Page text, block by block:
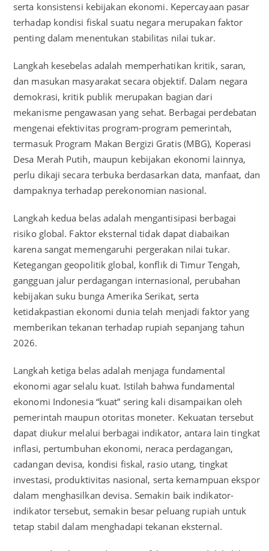
serta konsistensi kebijakan ekonomi. Kepercayaan pasar
terhadap kondisi fiskal suatu negara merupakan faktor
penting dalam menentukan stabilitas nilai tukar.
Langkah kesebelas adalah memperhatikan kritik, saran,
dan masukan masyarakat secara objektif. Dalam negara
demokrasi, kritik publik merupakan bagian dari
mekanisme pengawasan yang sehat. Berbagai perdebatan
mengenai efektivitas program-program pemerintah,
termasuk Program Makan Bergizi Gratis (MBG), Koperasi
Desa Merah Putih, maupun kebijakan ekonomi lainnya,
perlu dikaji secara terbuka berdasarkan data, manfaat, dan
dampaknya terhadap perekonomian nasional.
Langkah kedua belas adalah mengantisipasi berbagai
risiko global. Faktor eksternal tidak dapat diabaikan
karena sangat memengaruhi pergerakan nilai tukar.
Ketegangan geopolitik global, konflik di Timur Tengah,
gangguan jalur perdagangan internasional, perubahan
kebijakan suku bunga Amerika Serikat, serta
ketidakpastian ekonomi dunia telah menjadi faktor yang
memberikan tekanan terhadap rupiah sepanjang tahun
2026.
Langkah ketiga belas adalah menjaga fundamental
ekonomi agar selalu kuat. Istilah bahwa fundamental
ekonomi Indonesia “kuat” sering kali disampaikan oleh
pemerintah maupun otoritas moneter. Kekuatan tersebut
dapat diukur melalui berbagai indikator, antara lain tingkat
inflasi, pertumbuhan ekonomi, neraca perdagangan,
cadangan devisa, kondisi fiskal, rasio utang, tingkat
investasi, produktivitas nasional, serta kemampuan ekspor
dalam menghasilkan devisa. Semakin baik indikator-
indikator tersebut, semakin besar peluang rupiah untuk
tetap stabil dalam menghadapi tekanan eksternal.